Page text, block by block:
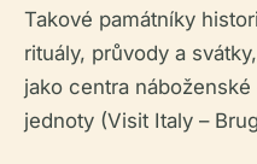
Takové památníky
rituály, průvody a
jako centra
jednoty (Visit Italy –